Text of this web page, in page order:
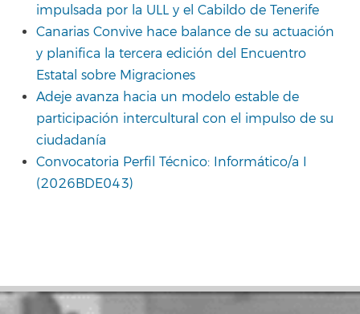
impulsada por la ULL y el Cabildo de Tenerife
Canarias Convive hace balance de su actuación
y planifica la tercera edición del Encuentro
Estatal sobre Migraciones
Adeje avanza hacia un modelo estable de
participación intercultural con el impulso de su
ciudadanía
Convocatoria Perfil Técnico: Informático/a I
(2026BDE043)